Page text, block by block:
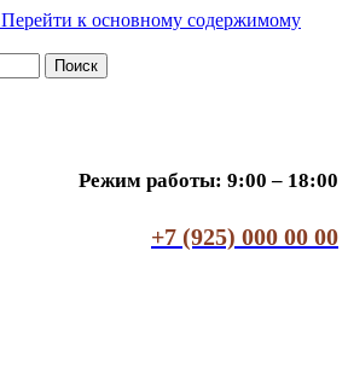
Перейти к основному содержимому
Поиск
Режим работы: 9:00 – 18:00
+7 (925) 000 00 00